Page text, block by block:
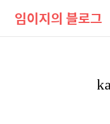
임이지의 블로그